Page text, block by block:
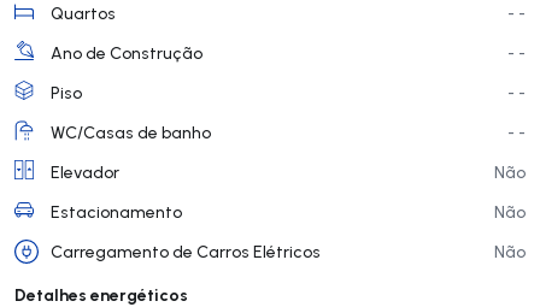
Quartos
- -
Ano de Construção
- -
Piso
- -
WC/Casas de banho
- -
Elevador
Não
Estacionamento
Não
Carregamento de Carros Elétricos
Não
Detalhes energéticos